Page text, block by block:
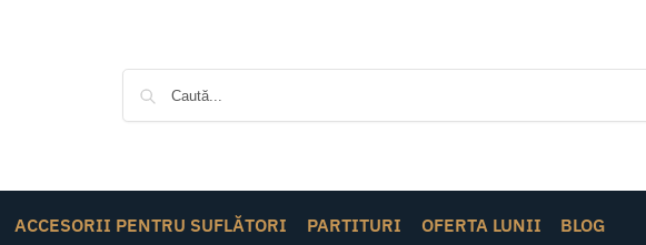
ACCESORII PENTRU SUFLĂTORI PARTITURI OFERTA LUNII BLOG